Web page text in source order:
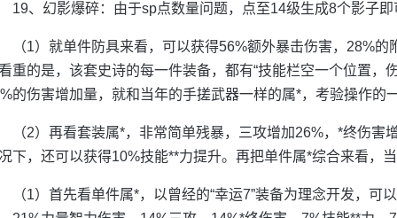
19、幻影爆碎：由于sp点数量问题，点至14级生成8个影子即
（1）就单件防具来看，可以获得56%额外暴击伤害，28%
重的是，该套史诗的每一件装备，都有“技能栏空一个位置，
的伤害增加量，就和当年的手搓武器一样的属*，考验操作的
（2）再看套装属*，非常简单残暴，三攻增加26%，*终伤
下，还可以获得10%技能**力提升。再把单件属*综合来看，
（1）首先看单件属*，以曾经的“幸运7”装备为理念开发，